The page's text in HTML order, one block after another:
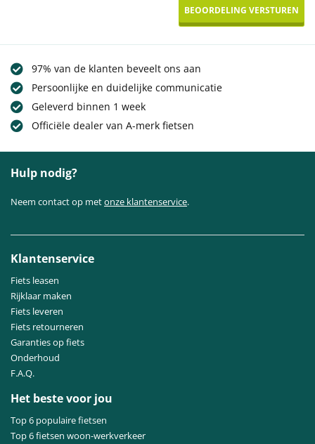
97% van de klanten beveelt ons aan
Persoonlijke en duidelijke communicatie
Geleverd binnen 1 week
Officiële dealer van A-merk fietsen
Hulp nodig?
Neem contact op metonze klantenservice.
Klantenservice
Fiets leasen
Rijklaar maken
Fiets leveren
Fiets retourneren
Garanties op fiets
Onderhoud
F.A.Q.
Het beste voor jou
Top 6 populaire fietsen
Top 6 fietsen woon-werkverkeer